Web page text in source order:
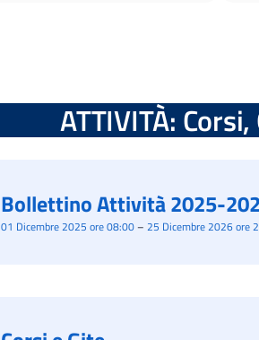
ATTIVITÀ:
01 Dicembre 2025 ore 08:00– 25 Dicembre 2026 ore
Bollettino Attività 2025-